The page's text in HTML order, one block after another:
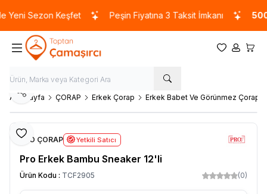
Sezon Keşfet Peşin Fiyatına 3 Taksit İmkanı
Favorilerim
Hesabım
Ana Sayfa ÇORAP Erkek Çorap Erkek Babet Ve Görünmez Çorap
Favoriye Ekle
Paylaş
PRO ÇORAP Yetkili Satıcı
Pro Erkek Bambu Sneaker 12'li
Ürün Kodu : TCF2905 (0)